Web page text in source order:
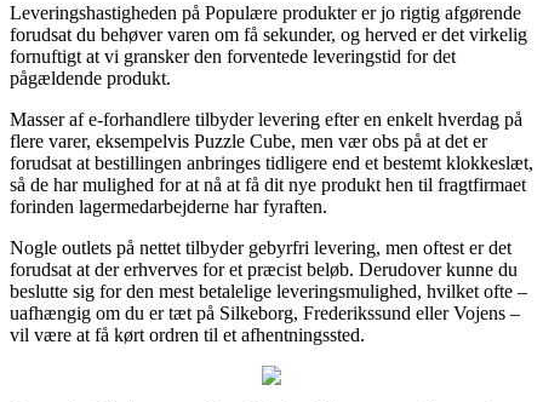
Leveringshastigheden på Populære produkter er jo rigtig afgørende
forudsat du behøver varen om få sekunder, og herved er det virkelig
fornuftigt at vi gransker den forventede leveringstid for det
pågældende produkt.
Masser af e-forhandlere tilbyder levering efter en enkelt hverdag på
flere varer, eksempelvis Puzzle Cube, men vær obs på at det er
forudsat at bestillingen anbringes tidligere end et bestemt klokkeslæt,
så de har mulighed for at nå at få dit nye produkt hen til fragtfirmaet
forinden lagermedarbejderne har fyraften.
Nogle outlets på nettet tilbyder gebyrfri levering, men oftest er det
forudsat at der erhverves for et præcist beløb. Derudover kunne du
beslutte sig for den mest betalelige leveringsmulighed, hvilket ofte –
uafhængig om du er tæt på Silkeborg, Frederikssund eller Vojens –
vil være at få kørt ordren til et afhentningssted.